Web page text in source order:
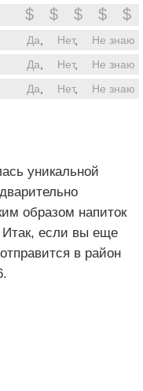
$ $ $ $ $
Да Нет,
Не знаю
Да Нет,
Не знаю
Да Нет, Не знаю
уникальной
образом напиток
Итак, если вы еще
в район